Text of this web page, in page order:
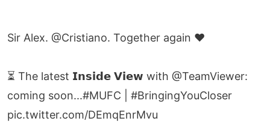
Sir Alex. @Cristiano. Together again ❤
⏳ The latest 𝗜𝗻𝘀𝗶𝗱𝗲 𝗩𝗶𝗲𝘄 with @TeamViewer:
coming soon...#MUFC
#BringingYouCloser
pic.twitter.com/DEmqEnrMvu